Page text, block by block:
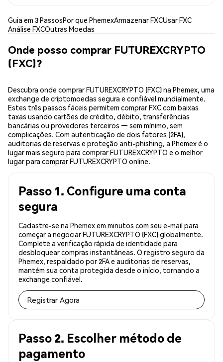
Guia em 3 PassosPor que PhemexArmazenar FXCUsar FXC
Análise FXCOutras Moedas
Onde posso comprar FUTUREXCRYPTO
(FXC)?
Descubra onde comprar FUTUREXCRYPTO (FXC) na Phemex, uma
exchange de criptomoedas segura e confiável mundialmente.
Estes três passos fáceis permitem comprar FXC com baixas
taxas usando cartões de crédito, débito, transferências
bancárias ou provedores terceiros — sem mínimo, sem
complicações. Com autenticação de dois fatores (2FA),
auditorias de reservas e proteção anti-phishing, a Phemex é o
lugar mais seguro para comprar FUTUREXCRYPTO e o melhor
lugar para comprar FUTUREXCRYPTO online.
Passo 1. Configure uma conta
segura
Cadastre-se na Phemex em minutos com seu e-mail para
começar a negociar FUTUREXCRYPTO (FXC) globalmente.
Complete a verificação rápida de identidade para
desbloquear compras instantâneas. O registro seguro da
Phemex, respaldado por 2FA e auditorias de reservas,
mantém sua conta protegida desde o início, tornando a
exchange confiável.
Registrar Agora
Passo 2. Escolher método de
pagamento